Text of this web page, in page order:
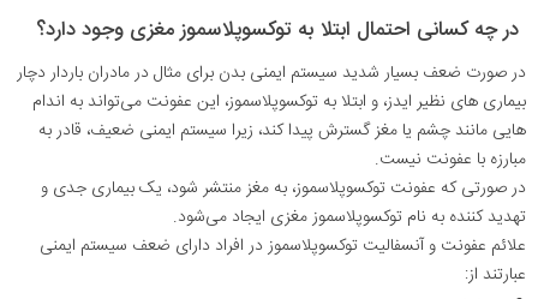
در چه کسانی احتمال ابتلا به توکسوپلاسموز مغزی وجود دارد؟
در صورت ضعف بسیار شدید سیستم ایمنی بدن برای مثال در مادران باردار دچار
بیماری های نظیر ایدز، و ابتلا به توکسوپلاسموز، این عفونت می‌تواند به اندام
هایی مانند چشم یا مغز گسترش پیدا کند، زیرا سیستم ایمنی ضعیف، قادر به
مبارزه با عفونت نیست.
در صورتی که عفونت توکسوپلاسموز، به مغز منتشر شود، یک بیماری جدی و
تهدید کننده به نام توکسوپلاسموز مغزی ایجاد می‌شود.
علائم عفونت و آنسفالیت توکسوپلاسموز در افراد دارای ضعف سیستم ایمنی
عبارتند از: